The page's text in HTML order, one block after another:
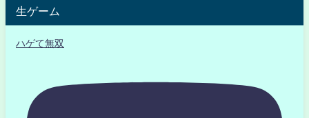
生ゲーム
ハゲて無双